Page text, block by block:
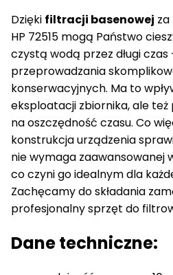
Dzięki filtracji basenowej
HP 72515 mogą Państwo
czystą wodą przez długi
przeprowadzania
konserwacyjnych. Ma to
eksploatacji zbiornika, ale też
na oszczędność czasu. Co
konstrukcja urządzenia
nie wymaga zaawansowanej
co czyni go idealnym dla
Zachęcamy do składania
profesjonalny sprzęt do
Dane techniczne: